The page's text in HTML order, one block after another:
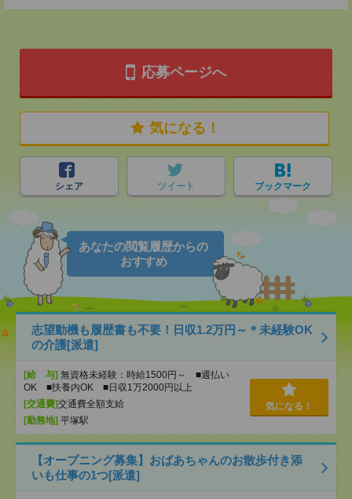
応募ページへ
気になる！
シェア ツイート ブックマーク
あなたの閲覧履歴からの
おすすめ
志望動機も履歴書も不要！日収1.2万円～＊未経験OK
の介護[派遣]
[給 与] 無資格未経験：時給1500円～ ■週払い
OK ■扶養内OK ■日収1万2000円以上
[交通費]交通費全額支給
[勤務地] 平塚駅
気になる！
【オープニング募集】おばあちゃんのお散歩付き添
いも仕事の1つ[派遣]